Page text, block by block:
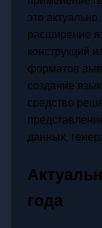
это
расширение
конструкций
форматов
создание
средство
данных,
года